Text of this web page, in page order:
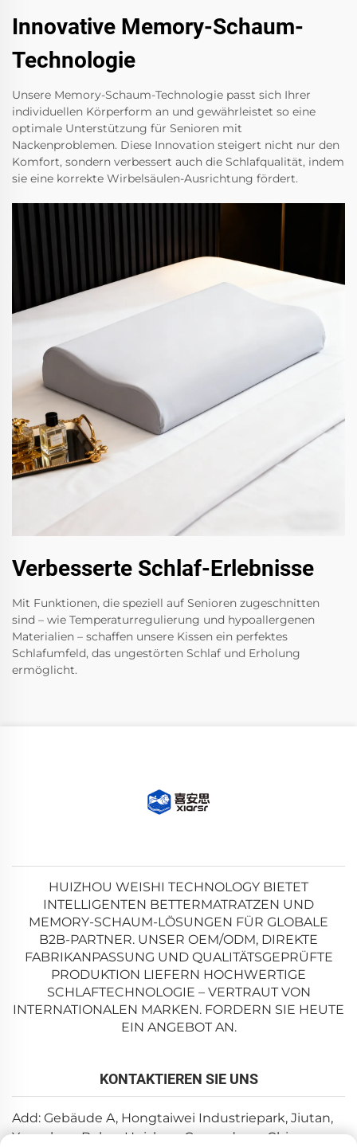
Innovative Memory-Schaum-
Technologie
Unsere Memory-Schaum-Technologie passt sich Ihrer
individuellen Körperform an und gewährleistet so eine
optimale Unterstützung für Senioren mit
Nackenproblemen. Diese Innovation steigert nicht nur den
Komfort, sondern verbessert auch die Schlafqualität, indem
sie eine korrekte Wirbelsäulen-Ausrichtung fördert.
Verbesserte Schlaf-Erlebnisse
Mit Funktionen, die speziell auf Senioren zugeschnitten
sind – wie Temperaturregulierung und hypoallergenen
Materialien – schaffen unsere Kissen ein perfektes
Schlafumfeld, das ungestörten Schlaf und Erholung
ermöglicht.
HUIZHOU WEISHI TECHNOLOGY BIETET
INTELLIGENTEN BETTERMATRATZEN UND
MEMORY-SCHAUM-LÖSUNGEN FÜR GLOBALE
B2B-PARTNER. UNSER OEM/ODM, DIREKTE
FABRIKANPASSUNG UND QUALITÄTSGEPRÜFTE
PRODUKTION LIEFERN HOCHWERTIGE
SCHLAFTECHNOLOGIE – VERTRAUT VON
INTERNATIONALEN MARKEN. FORDERN SIE HEUTE
EIN ANGEBOT AN.
KONTAKTIEREN SIE UNS
Add: Gebäude A, Hongtaiwei Industriepark, Jiutan,
Yuanzhou, Boluo, Huizhou, Guangdong, China